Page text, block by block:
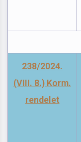
238/2024.
(VIII. 8.) Korm.
rendelet